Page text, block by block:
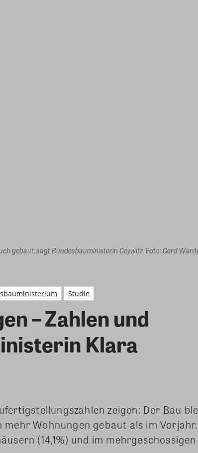
gebaut, sagt Bundesbauministerin Geywitz. Foto: Gerd
Studie
– Zahlen und
Klara
zeigen: Der Bau
Wohnungen gebaut als im
(14,1%) und im mehrgeschossigen